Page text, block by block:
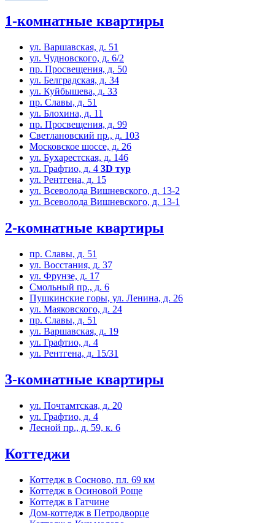
1-комнатные квартиры
ул. Варшавская, д. 51
ул. Чудновского, д. 6/2
пр. Просвещения, д. 50
ул. Белградская, д. 34
ул. Куйбышева, д. 33
пр. Славы, д. 51
ул. Блохина, д. 11
пр. Просвещения, д. 99
Светлановский пр., д. 103
Московское шоссе, д. 26
ул. Бухарестская, д. 146
ул. Графтио, д. 4 3D тур
ул. Рентгена, д. 15
ул. Всеволода Вишневского, д. 13-2
ул. Всеволода Вишневского, д. 13-1
2-комнатные квартиры
пр. Славы, д. 51
ул. Восстания, д. 37
ул. Фрунзе, д. 17
Смольный пр., д. 6
Пушкинские горы, ул. Ленина, д. 26
ул. Маяковского, д. 24
пр. Славы, д. 51
ул. Варшавская, д. 19
ул. Графтио, д. 4
ул. Рентгена, д. 15/31
3-комнатные квартиры
ул. Почтамтская, д. 20
ул. Графтио, д. 4
Лесной пр., д. 59, к. 6
Коттеджи
Коттедж в Сосново, пл. 69 км
Коттедж в Осиновой Роще
Коттедж в Гатчине
Дом-коттедж в Петродворце